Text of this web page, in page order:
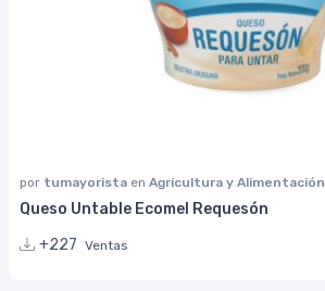
por tumayorista en Agricultura y Alimentación
Queso Untable Ecomel Requesón
+227 Ventas